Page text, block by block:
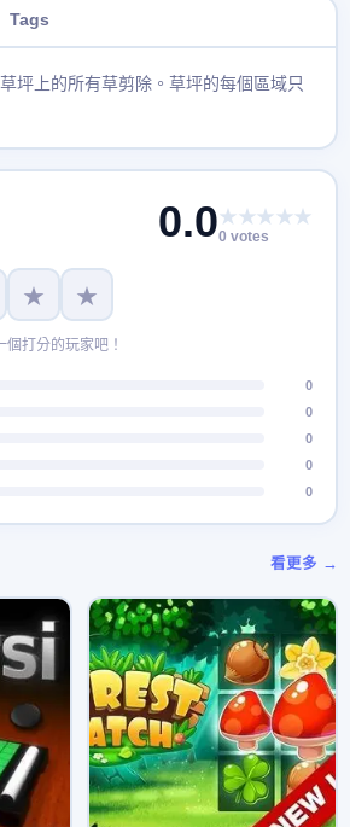
Tags
坪上的所有草剪除。草坪的每個區域只
0.0★★★★★
0 votes
★ ★
打分的玩家吧！
0
0
0
0
0
看更多 →